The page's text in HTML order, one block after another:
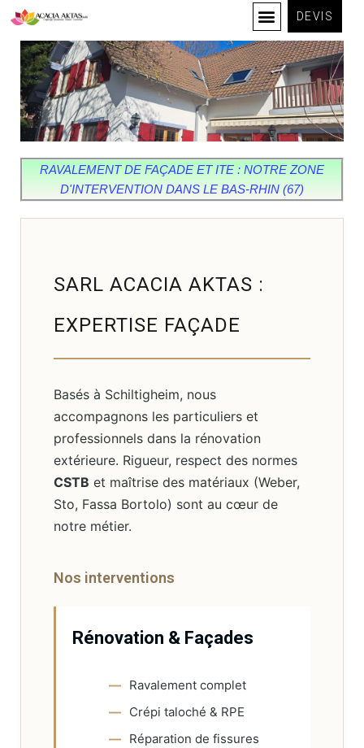
DEVIS
RAVALEMENT DE FAÇADE ET ITE : NOTRE ZONE
D'INTERVENTION DANS LE BAS-RHIN (67)
SARL ACACIA AKTAS :
EXPERTISE FAÇADE
Basés à Schiltigheim, nous
accompagnons les particuliers et
professionnels dans la rénovation
extérieure. Rigueur, respect des normes
CSTB et maîtrise des matériaux (Weber,
Sto, Fassa Bortolo) sont au cœur de
notre métier.
Nos interventions
Rénovation & Façades
Ravalement complet
Crépi taloché & RPE
Réparation de fissures